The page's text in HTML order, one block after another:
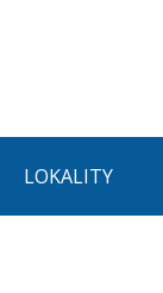
LOKALITY